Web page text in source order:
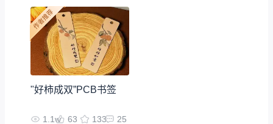
"好柿成双”PCB书签
1.1w 63 133 25